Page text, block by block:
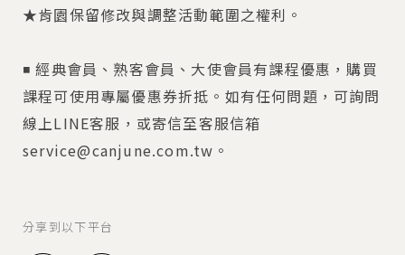
分享到以下平台
★肯園保留修改與調整活動範圍之權利。
◾ 經典會員、熟客會員、大使會員有課程優惠，購買
課程可使用專屬優惠券折抵。如有任何問題，可詢問
線上LINE客服，或寄信至客服信箱
service@canjune.com.tw。